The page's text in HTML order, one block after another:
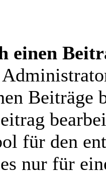
einen
Beiträge
für den
nur für